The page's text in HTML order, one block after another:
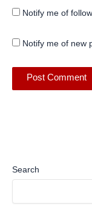
Notify me of
Notify me of new
Search